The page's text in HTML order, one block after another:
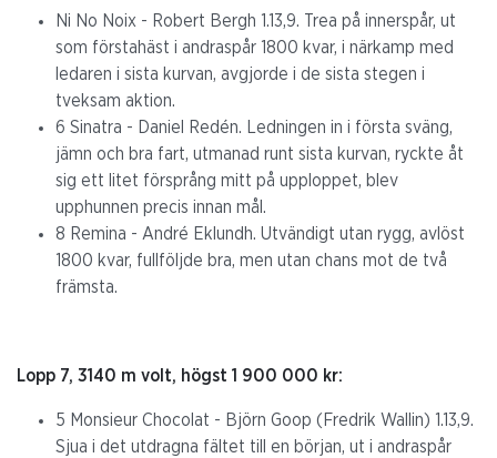
Ni No Noix - Robert Bergh 1.13,9. Trea på innerspår, ut
som förstahäst i andraspår 1800 kvar, i närkamp med
ledaren i sista kurvan, avgjorde i de sista stegen i
tveksam aktion.
6 Sinatra - Daniel Redén. Ledningen in i första sväng,
jämn och bra fart, utmanad runt sista kurvan, ryckte åt
sig ett litet försprång mitt på upploppet, blev
upphunnen precis innan mål.
8 Remina - André Eklundh. Utvändigt utan rygg, avlöst
1800 kvar, fullföljde bra, men utan chans mot de två
främsta.
Lopp 7, 3140 m volt, högst 1 900 000 kr:
5 Monsieur Chocolat - Björn Goop (Fredrik Wallin) 1.13,9.
Sjua i det utdragna fältet till en början, ut i andraspår